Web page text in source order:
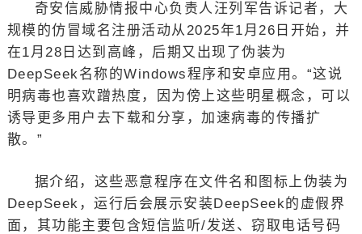
奇安信威胁情报中心负责人汪列军告诉记者，大
规模的仿冒域名注册活动从2025年1月26日开始，并
在1月28日达到高峰，后期又出现了伪装为
DeepSeek名称的Windows程序和安卓应用。“这说
明病毒也喜欢蹭热度，因为傍上这些明星概念，可以
诱导更多用户去下载和分享，加速病毒的传播扩
散。”
据介绍，这些恶意程序在文件名和图标上伪装为
DeepSeek，运行后会展示安装DeepSeek的虚假界
面，其功能主要包含短信监听/发送、窃取电话号码